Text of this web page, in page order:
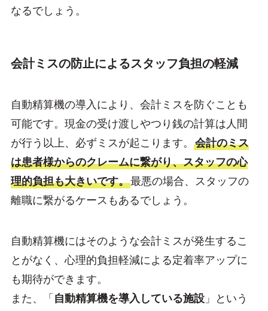
なるでしょう。
会計ミスの防止によるスタッフ負担の軽減
自動精算機の導入により、会計ミスを防ぐことも
可能です。現金の受け渡しやつり銭の計算は人間
が行う以上、必ずミスが起こります。 会計のミス
は患者様からのクレームに繋がり、スタッフの心
理的負担も大きいです。最悪の場合、スタッフの
離職に繋がるケースもあるでしょう。
自動精算機にはそのような会計ミスが発生するこ
とがなく、心理的負担軽減による定着率アップに
も期待ができます。
また、「 自動精算機を導入している施設」という